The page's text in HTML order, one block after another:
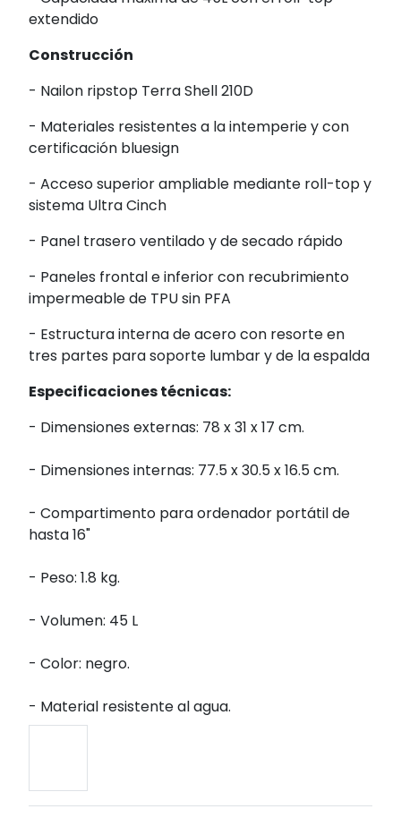
extendido
Construcción
- Nailon ripstop Terra Shell 210D
- Materiales resistentes a la intemperie y con
certificación bluesign
- Acceso superior ampliable mediante roll-top y
sistema Ultra Cinch
- Panel trasero ventilado y de secado rápido
- Paneles frontal e inferior con recubrimiento
impermeable de TPU sin PFA
- Estructura interna de acero con resorte en
tres partes para soporte lumbar y de la espalda
Especificaciones técnicas:
- Dimensiones externas: 78 x 31 x 17 cm.
- Dimensiones internas: 77.5 x 30.5 x 16.5 cm.
- Compartimento para ordenador portátil de
hasta 16"
- Peso: 1.8 kg.
- Volumen: 45 L
- Color: negro.
- Material resistente al agua.